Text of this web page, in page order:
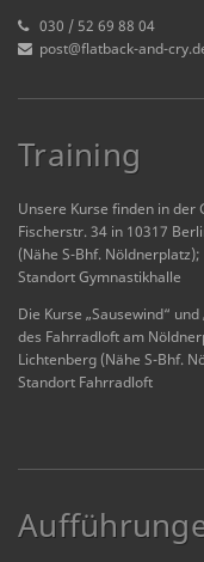
030 / 52 69 88 04
post@flatback-and-
Training
Unsere Kurse finden in der
Fischerstr. 34 in 10317
(Nähe S-Bhf. Nöldnerplatz);
Standort Gymnastikhalle
Die Kurse „Sausewind“
des Fahrradloft am
Lichtenberg (Nähe S-Bhf.
Standort Fahrradloft